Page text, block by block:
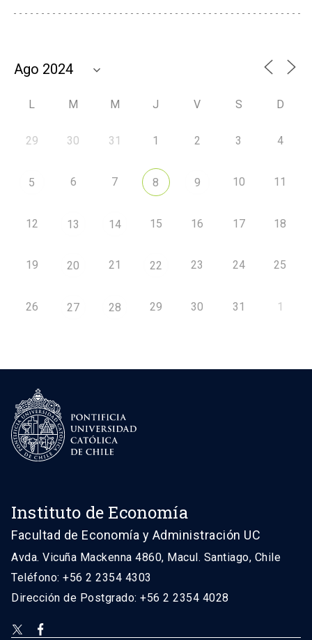
L M M J V S D
29 30 31 1 2 3 4
5 6 7 8 9 10 11
12 13 14 15 16 17 18
19 20 21 22 23 24 25
26 27 28 29 30 31 1
Instituto de Economía
Facultad de Economía y Administración UC
Avda. Vicuña Mackenna 4860, Macul. Santiago, Chile
Teléfono: +56 2 2354 4303
Dirección de Postgrado: +56 2 2354 4028